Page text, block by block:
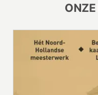
ONZE